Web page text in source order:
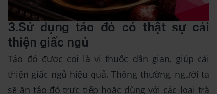
3.Sử dụng táo đỏ có thật sự cải
thiện giấc ngủ
Táo đỏ được coi là vị thuốc dân gian, giúp cải
thiện giấc ngủ hiệu quả. Thông thường, người ta
sẽ ăn táo đỏ trực tiếp hoặc dùng với các loại trà